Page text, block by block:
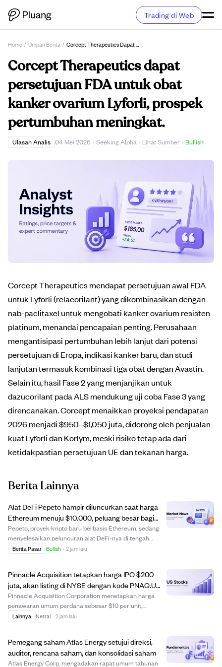
Trading di Web
Home / Umpan Berita / Corcept Therapeutics Dapat Persetujuan FDA Untuk Obat Kanker Ovarium Lyforli, Prospek Pertumbuhan Meningkat.
Corcept Therapeutics dapat
persetujuan FDA untuk obat
kanker ovarium Lyforli, prospek
pertumbuhan meningkat.
Ulasan Analis 04 Mei 2026 · Seeking Alpha · Lihat Sumber · Bullish
Corcept Therapeutics mendapat persetujuan awal FDA
untuk Lyforli (relacorilant) yang dikombinasikan dengan
nab-paclitaxel untuk mengobati kanker ovarium resisten
platinum, menandai pencapaian penting. Perusahaan
mengantisipasi pertumbuhan lebih lanjut dari potensi
persetujuan di Eropa, indikasi kanker baru, dan studi
lanjutan termasuk kombinasi tiga obat dengan Avastin.
Selain itu, hasil Fase 2 yang menjanjikan untuk
dazucorilant pada ALS mendukung uji coba Fase 3 yang
direncanakan. Corcept menaikkan proyeksi pendapatan
2026 menjadi $950–$1,050 juta, didorong oleh penjualan
kuat Lyforli dan Korlym, meski risiko tetap ada dari
ketidakpastian persetujuan UE dan tekanan harga.
Berita Lainnya
Alat DeFi Pepeto hampir diluncurkan saat harga
Ethereum menuju $10.000, peluang besar bagi
investor awal.
Pepeto, proyek kripto baru berbasis Ethereum, sedang
menyelesaikan peluncuran alat DeFi-nya di tengah
prediksi harga Ethereum yang bullish hingga $10.000
Berita Pasar Bullish · 2 jam lalu
Pinnacle Acquisition tetapkan harga IPO $200
juta, akan listing di NYSE dengan kode PNAQ.U
mulai 7 Agustus 2026
Pinnacle Acquisition Corporation menetapkan harga
penawaran umum perdana sebesar $10 per unit,
mengumpulkan dana $200 juta dari 20 juta unit yang
sete...
Lainnya Netral · 2 jam lalu
Pemegang saham Atlas Energy setujui direksi,
auditor, rencana saham, dan konsolidasi saham
Atlas Energy Corp. mengadakan rapat umum tahunan